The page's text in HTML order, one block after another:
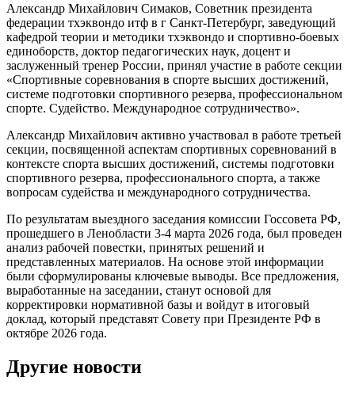
Александр Михайлович Симаков, Советник президента
федерации тхэквондо итф в г Санкт-Петербург, заведующий
кафедрой теории и методики тхэквондо и спортивно-боевых
единоборств, доктор педагогических наук, доцент и
заслуженный тренер России, принял участие в работе секции
«Спортивные соревнования в спорте высших достижений,
системе подготовки спортивного резерва, профессиональном
спорте. Судейство. Международное сотрудничество».
Александр Михайлович активно участвовал в работе третьей
секции, посвященной аспектам спортивных соревнований в
контексте спорта высших достижений, системы подготовки
спортивного резерва, профессионального спорта, а также
вопросам судейства и международного сотрудничества.
По результатам выездного заседания комиссии Госсовета РФ,
прошедшего в Ленобласти 3-4 марта 2026 года, был проведен
анализ рабочей повестки, принятых решений и
представленных материалов. На основе этой информации
были сформулированы ключевые выводы. Все предложения,
выработанные на заседании, станут основой для
корректировки нормативной базы и войдут в итоговый
доклад, который представят Совету при Президенте РФ в
октябре 2026 года.
Другие новости